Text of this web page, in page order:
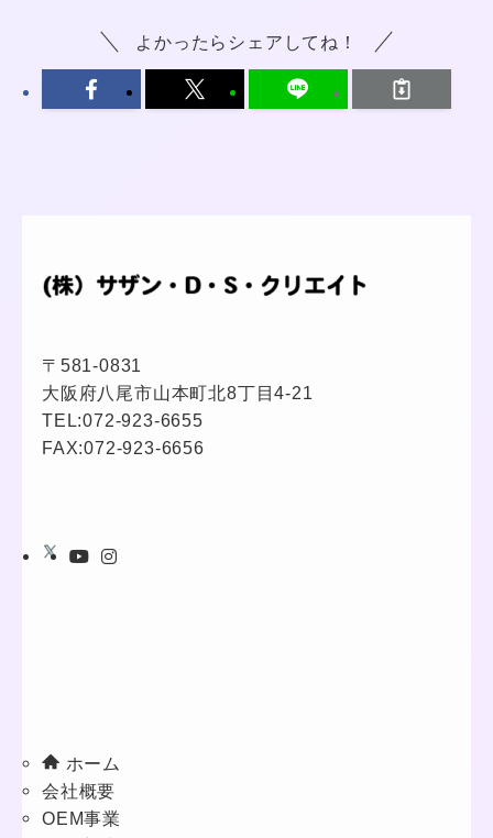
よかったらシェアしてね！
〒581-0831
大阪府八尾市山本町北8丁目4-21
TEL:072-923-6655
FAX:072-923-6656
ホーム
会社概要
OEM事業